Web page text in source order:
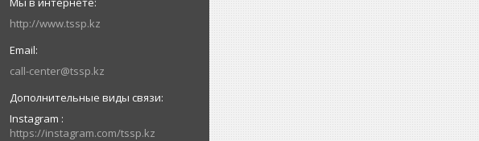
http://www.tssp.kz
call-center@tssp.kz
Instagram
https://instagram.com/tssp.kz